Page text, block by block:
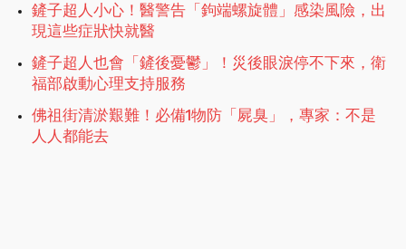
鏟子超人小心！醫警告「鉤端螺旋體」感染風險，出
現這些症狀快就醫
鏟子超人也會「鏟後憂鬱」！災後眼淚停不下來，衛
福部啟動心理支持服務
佛祖街清淤艱難！必備1物防「屍臭」，專家：不是
人人都能去